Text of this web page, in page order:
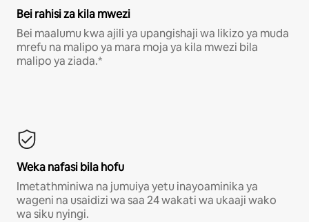
Bei rahisi za kila mwezi
Bei maalumu kwa ajili ya upangishaji wa likizo ya muda
mrefu na malipo ya mara moja ya kila mwezi bila
malipo ya ziada.*
Weka nafasi bila hofu
Imetathminiwa na jumuiya yetu inayoaminika ya
wageni na usaidizi wa saa 24 wakati wa ukaaji wako
wa siku nyingi.